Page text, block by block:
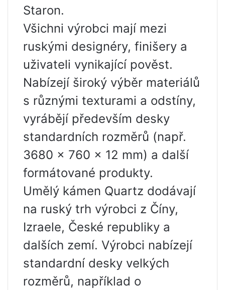
Staron.
Všichni výrobci mají mezi
ruskými designéry, finišery a
uživateli vynikající pověst.
Nabízejí široký výběr materiálů
s různými texturami a odstíny,
vyrábějí především desky
standardních rozměrů (např.
3680 x 760 x 12 mm) a další
formátované produkty.
Umělý kámen Quartz dodávají
na ruský trh výrobci z Číny,
Izraele, České republiky a
dalších zemí. Výrobci nabízejí
standardní desky velkých
rozměrů, například o